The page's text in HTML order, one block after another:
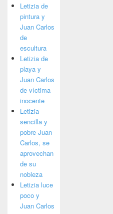
Letizia de
pintura y
Juan Carlos
de
escultura
Letizia de
playa y
Juan Carlos
de víctima
inocente
Letizia
sencilla y
pobre Juan
Carlos, se
aprovechan
de su
nobleza
Letizia luce
poco y
Juan Carlos